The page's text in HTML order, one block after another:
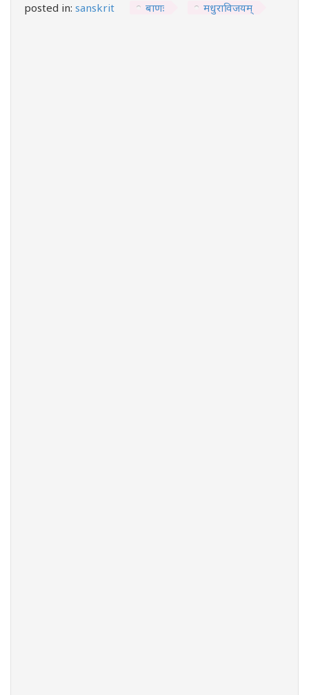
posted in: sanskrit बाणः मधुराविजयम्